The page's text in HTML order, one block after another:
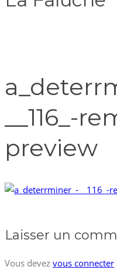
__116_-
preview
Laisser un
Vous devez vous connecter